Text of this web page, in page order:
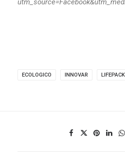
ECOLOGICO INNOVAR LIFEPACK